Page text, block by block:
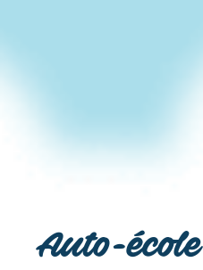
Auto-école